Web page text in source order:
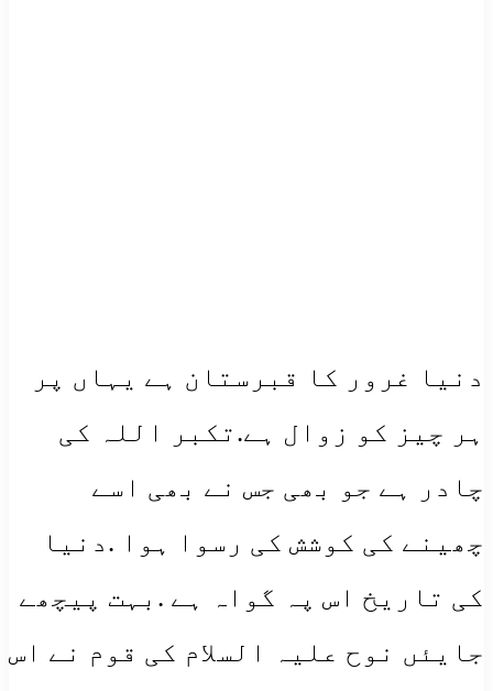
دنیا غرور کا قبرستان ہے یہاں پر
ہر چیز کو زوال ہے.تکبر اللہ کی
چادر ہے جو بھی جس نے بھی اسے
چھینے کی کوشش کی رسوا ہوا .دنیا
کی تاریخ اس پہ گواہ ہے .بہت پیچھے
جایئں نوح علیہ السلام کی قوم نے اس